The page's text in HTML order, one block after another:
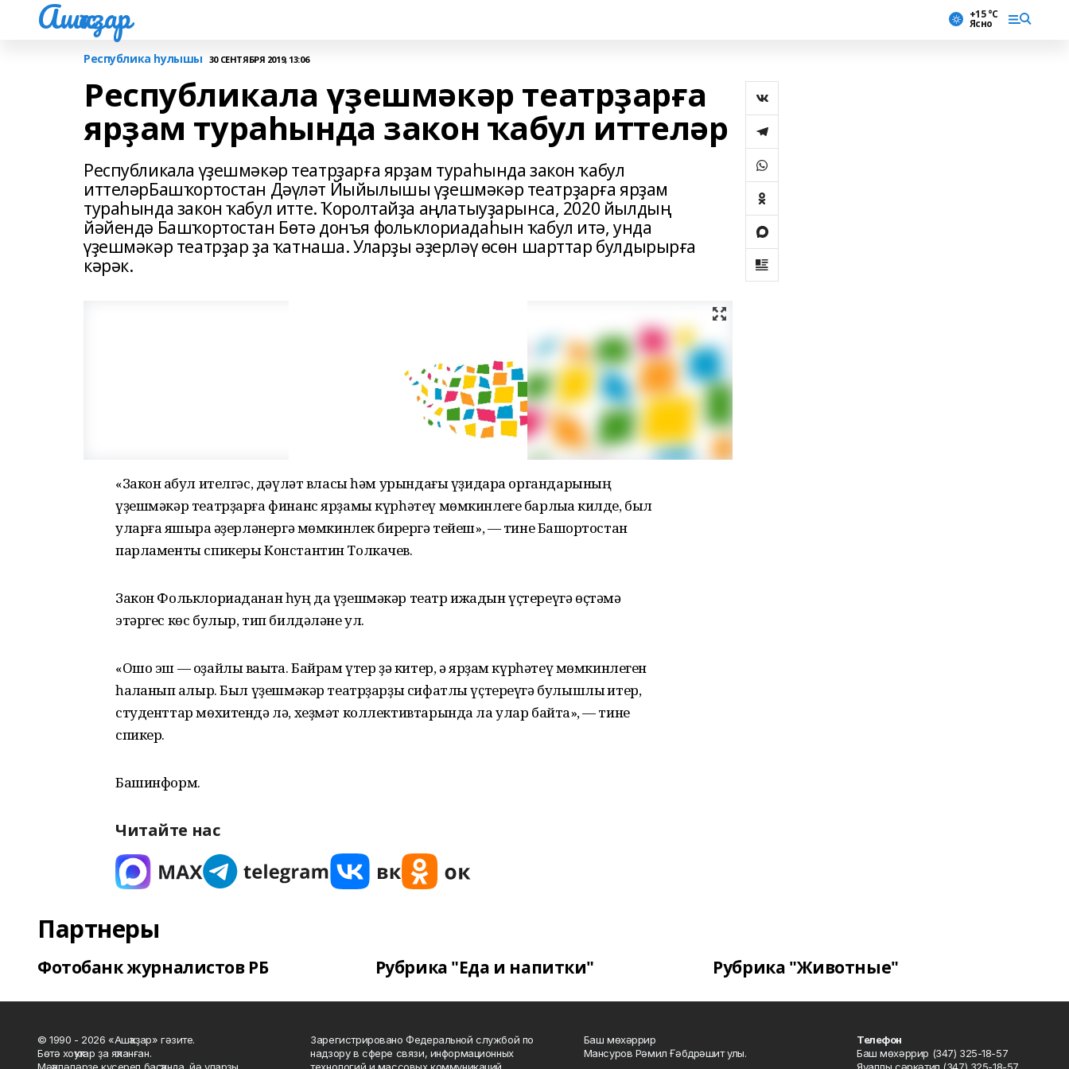
Ашҡаҙар +15 °С
Ясно
Республика һулышы 30 СЕНТЯБРЯ 2019, 13:06
Республикала үҙешмәкәр театрҙарға
ярҙам тураһында закон ҡабул иттеләр
Республикала үҙешмәкәр театрҙарға ярҙам тураһында закон ҡабул
иттеләрБашҡортостан Дәүләт Йыйылышы үҙешмәкәр театрҙарға ярҙам
тураһында закон ҡабул итте. Ҡоролтайҙа аңлатыуҙарынса, 2020 йылдың
йәйендә Башҡортостан Бөтә донъя фольклориадаһын ҡабул итә, унда
үҙешмәкәр театрҙар ҙа ҡатнаша. Уларҙы әҙерләү өсөн шарттар булдырырға
кәрәк.
«Закон ҡабул ителгәс, дәүләт власы һәм урындағы үҙидара органдарының
үҙешмәкәр театрҙарға финанс ярҙамы күрһәтеү мөмкинлеге барлыҡҡа килде, был
уларға яҡшыраҡ әҙерләнергә мөмкинлек бирергә тейеш», — тине Башҡортостан
парламенты спикеры Константин Толкачев.
Закон Фольклориаданан һуң да үҙешмәкәр театр ижадын үҫтереүгә өҫтәмә
этәргес көс булыр, тип билдәләне ул.
«Ошо эш — оҙайлы ваҡытҡа. Байрам үтер ҙә китер, ә ярҙам күрһәтеү мөмкинлеген
һаҡланып ҡалыр. Был үҙешмәкәр театрҙарҙы сифатлы үҫтереүгә булышлыҡ итер,
студенттар мөхитендә лә, хеҙмәт коллективтарында ла улар байтаҡ», — тине
спикер.
Башинформ.
Читайте нас
Партнеры
Фотобанк журналистов РБ Рубрика "Еда и напитки" Рубрика "Животные"
© 1990 - 2026 «Ашҡаҙар» гәзите.
Бөтә хоҡуҡтар ҙа яҡланған.
Зарегистрировано Федеральной службой по
надзору в сфере связи, информационных
Баш мөхәррир
Мансуров Рәмил Ғәбдрәшит улы.
Телефон
Баш мөхәррир (347) 325-18-57